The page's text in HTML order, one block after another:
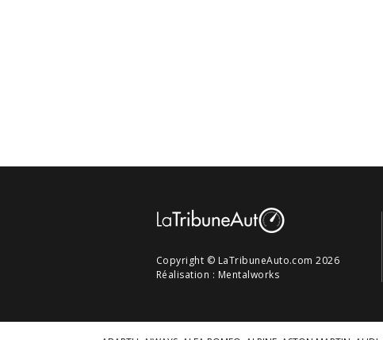
Copyright © LaTribuneAuto.com 2026
Réalisation : Mentalworks